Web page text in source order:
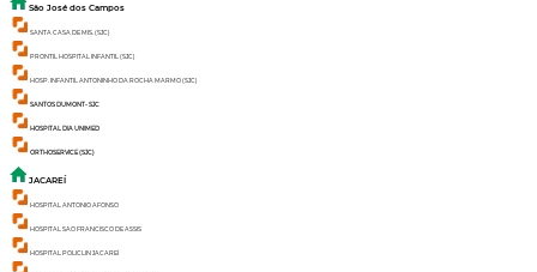
São José dos Campos
SANTA CASA DE MIS. (SJC)
PRONTIL HOSPITAL INFANTIL (SJC)
HOSP. INFANTIL ANTONINHO DA ROCHA MARMO (SJC)
SANTOS DUMONT- SJC
HOSPITAL DIA UNIMED
ORTHOSERVICE (SJC)
JACAREÍ
HOSPITAL ANTONIO AFONSO
HOSPITAL SAO FRANCISCO DE ASSIS
HOSPITAL POLICLIN JACAREÍ